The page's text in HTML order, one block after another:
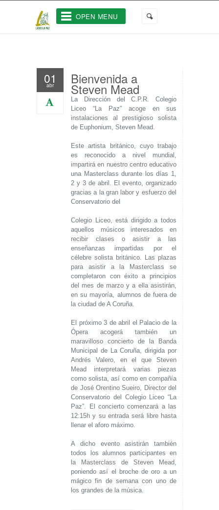
OPEN MENU
01
abr Bienvenida a
Steven Mead
La Dirección del C.P.R. Colegio
Liceo “La Paz” acoge en sus
instalaciones al prestigioso solista
de Euphonium, Steven Mead.
Este artista británico, cuyo trabajo
es reconocido a nivel mundial,
impartirá en nuestro centro educativo
una Masterclass durante los días 1,
2 y 3 de abril. El evento, organizado
gracias a la gran labor y esfuerzo del
Conservatorio del
Colegio Liceo, está dirigido a todos
aquellos músicos interesados en
recibir clases o asistir a las
enseñanzas impartidas por el
célebre solista británico. Las plazas
para asistir a la Masterclass se
completaron con éxito a principios
del mes de marzo y a ella asistirán,
en su mayoría, alumnos de fuera de
la ciudad de A Coruña.
El próximo 3 de abril el Palacio de la
Ópera acogerá también un
maravilloso concierto de la Banda
Municipal de La Coruña, dirigida por
Andrés Valero, en el que Steven
Mead interpretará varias piezas
como solista, así como en compañía
de José Orentino Sueiro, Director del
Conservatorio del Colegio Liceo “La
Paz”. El concierto comenzará a las
12:15h y su entrada será libre hasta
llenar el aforo máximo.
A dicho evento asistirán también
todos los alumnos participantes en
la Masterclass de Steven Mead,
poniendo así el broche de oro a un
mágico fin de semana con uno de
los grandes de la música.